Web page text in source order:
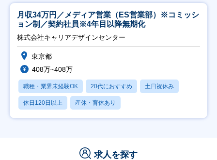
月収34万円／メディア営業（ES営業部）※コミッシ
ョン制／契約社員※4年目以降無期化
株式会社キャリアデザインセンター
東京都
408万~408万
職種・業界未経験OK 20代におすすめ 土日祝休み
休日120日以上 産休・育休あり
求人を探す